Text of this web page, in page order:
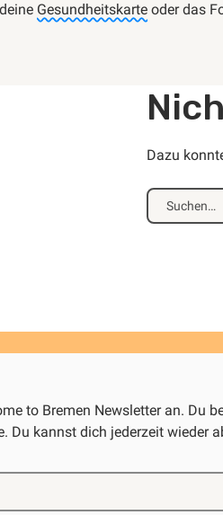
Gesundheitskarte oder das
Dazu
Suche
nach:
to Bremen Newsletter an. Du
Du kannst dich jederzeit wieder